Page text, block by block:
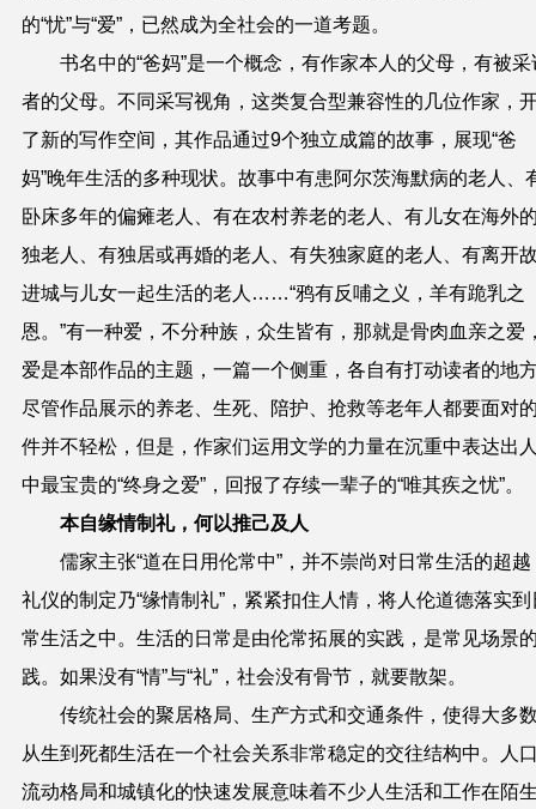
的“忧”与“爱”，已然成为全社会的一道考题。
书名中的“爸妈”是一个概念，有作家本人的父母，有被采
者的父母。不同采写视角，这类复合型兼容性的几位作家，
了新的写作空间，其作品通过9个独立成篇的故事，展现“爸
妈”晚年生活的多种现状。故事中有患阿尔茨海默病的老人、
卧床多年的偏瘫老人、有在农村养老的老人、有儿女在海外
独老人、有独居或再婚的老人、有失独家庭的老人、有离开
进城与儿女一起生活的老人……“鸦有反哺之义，羊有跪乳之
恩。”有一种爱，不分种族，众生皆有，那就是骨肉血亲之爱
爱是本部作品的主题，一篇一个侧重，各自有打动读者的地
尽管作品展示的养老、生死、陪护、抢救等老年人都要面对
件并不轻松，但是，作家们运用文学的力量在沉重中表达出
中最宝贵的“终身之爱”，回报了存续一辈子的“唯其疾之忧”。
本自缘情制礼，何以推己及人
儒家主张“道在日用伦常中”，并不崇尚对日常生活的超越
礼仪的制定乃“缘情制礼”，紧紧扣住人情，将人伦道德落实到
常生活之中。生活的日常是由伦常拓展的实践，是常见场景
践。如果没有“情”与“礼”，社会没有骨节，就要散架。
传统社会的聚居格局、生产方式和交通条件，使得大多
从生到死都生活在一个社会关系非常稳定的交往结构中。人
流动格局和城镇化的快速发展意味着不少人生活和工作在陌